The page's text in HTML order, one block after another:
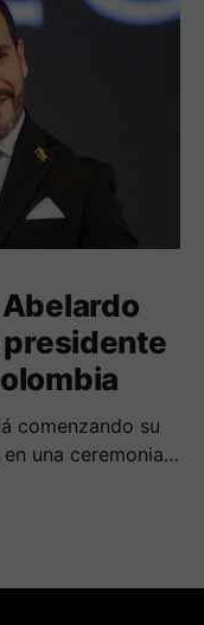
presidente
comenzando su
una ceremonia